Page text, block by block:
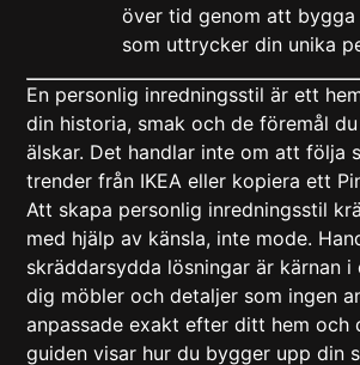
över tid genom att bygga
som uttrycker din unika
En personlig inredningsstil är ett
din historia, smak och de föremål
älskar. Det handlar inte om att följa
trender från IKEA eller kopiera ett
Att skapa personlig inredningsstil
med hjälp av känsla, inte mode.
skräddarsydda lösningar är kärnan i
dig möbler och detaljer som ingen
anpassade exakt efter ditt hem och
guiden visar hur du bygger upp din